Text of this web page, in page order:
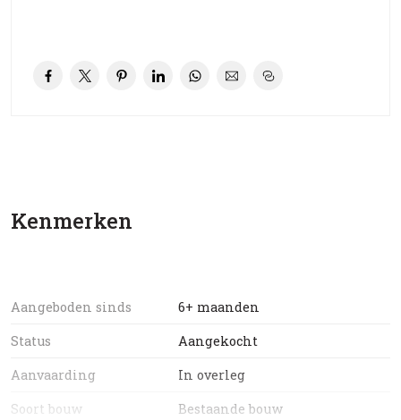
Kenmerken
Aangeboden sinds
6+ maanden
Status
Aangekocht
Aanvaarding
In overleg
Soort bouw
Bestaande bouw